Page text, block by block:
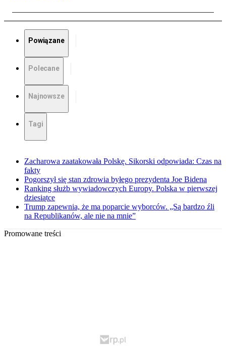
Powiązane
Polecane
Najnowsze
Tagi
Zacharowa zaatakowała Polskę. Sikorski odpowiada: Czas na
fakty
Pogorszył się stan zdrowia byłego prezydenta Joe Bidena
Ranking służb wywiadowczych Europy. Polska w pierwszej
dziesiątce
Trump zapewnia, że ma poparcie wyborców. „Są bardzo źli
na Republikanów, ale nie na mnie”
Promowane treści